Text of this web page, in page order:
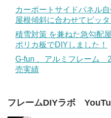
カーポートサイドパネル
屋根傾斜に合わせてピッ
積雪対策 を兼ねた急勾配
ポリカ板でDIYしました！
G-fun 、アルミフレーム
売実績
フレームDIYラボ